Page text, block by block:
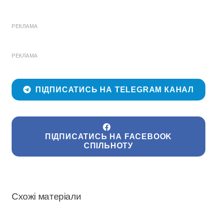
РЕКЛАМА
РЕКЛАМА
ПІДПИСАТИСЬ НА TELEGRAM КАНАЛ
ПІДПИСАТИСЬ НА FACEBOOK
СПІЛЬНОТУ
Схожі матеріали